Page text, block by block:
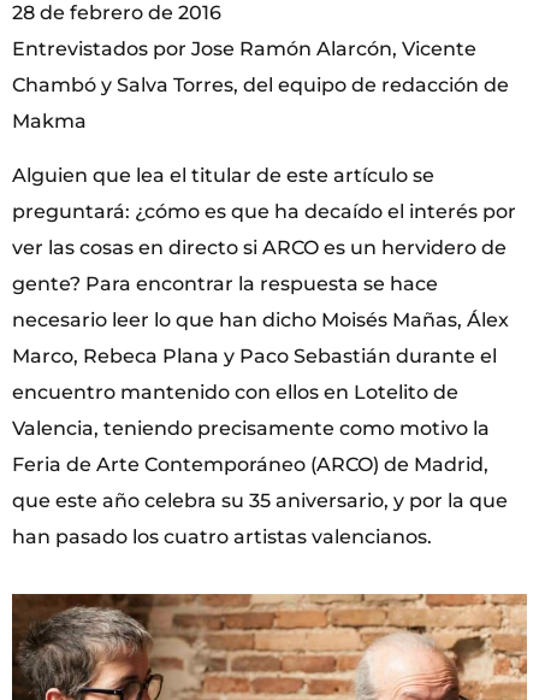
28 de febrero de 2016
Entrevistados por Jose Ramón Alarcón, Vicente
Chambó y Salva Torres, del equipo de redacción de
Makma
Alguien que lea el titular de este artículo se
preguntará: ¿cómo es que ha decaído el interés por
ver las cosas en directo si ARCO es un hervidero de
gente? Para encontrar la respuesta se hace
necesario leer lo que han dicho Moisés Mañas, Álex
Marco, Rebeca Plana y Paco Sebastián durante el
encuentro mantenido con ellos en Lotelito de
Valencia, teniendo precisamente como motivo la
Feria de Arte Contemporáneo (ARCO) de Madrid,
que este año celebra su 35 aniversario, y por la que
han pasado los cuatro artistas valencianos.